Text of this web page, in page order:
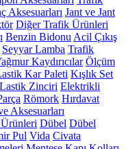
Aksesuarları Jant ve Jant
Diğer Trafik Ürünleri
Benzin Bidonu Acil Çıkış
Seyyar Lamba Trafik
Kaydırıcılar Ölçüm
Kar Paleti Kışlık Set
Lastik Zinciri Elektrikli
Römork Hırdavat
Aksesuarları
Dübel Dübel
Pul Vida Civata